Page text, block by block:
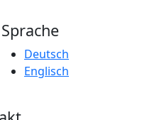
Sprache
Deutsch
Englisch